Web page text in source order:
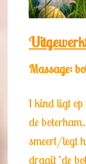
Massage:
1 kind ligt
de
smeert/legt
draait ‘de